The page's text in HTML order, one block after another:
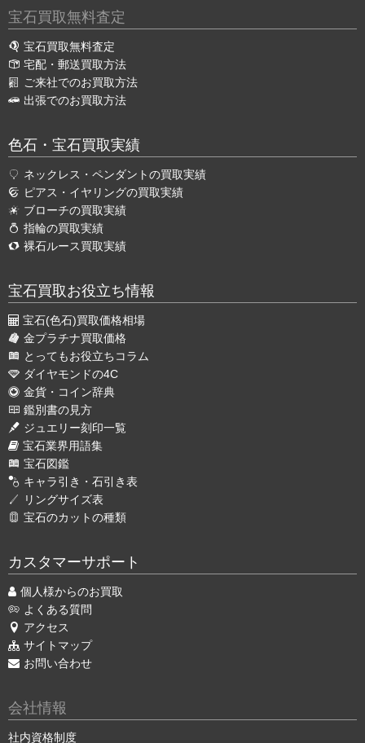
宝石買取無料査定
宝石買取無料査定
宅配・郵送買取方法
ご来社でのお買取方法
出張でのお買取方法
色石・宝石買取実績
ネックレス・ペンダントの買取実績
ピアス・イヤリングの買取実績
ブローチの買取実績
指輪の買取実績
裸石ルース買取実績
宝石買取お役立ち情報
宝石(色石)買取価格相場
金プラチナ買取価格
とってもお役立ちコラム
ダイヤモンドの4C
金貨・コイン辞典
鑑別書の見方
ジュエリー刻印一覧
宝石業界用語集
宝石図鑑
キャラ引き・石引き表
リングサイズ表
宝石のカットの種類
カスタマーサポート
個人様からのお買取
よくある質問
アクセス
サイトマップ
お問い合わせ
会社情報
社内資格制度